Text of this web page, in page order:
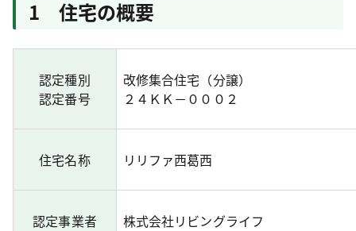
1 住宅の概要
認定種別
認定番号
改修集合住宅（分譲）
２４ＫＫ－０００２
住宅名称 リリファ西葛西
認定事業者 株式会社リビングライフ